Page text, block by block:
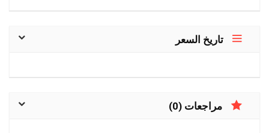
تاريخ السعر
مراجعات (0)